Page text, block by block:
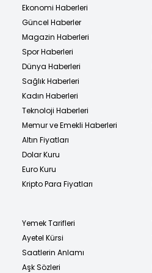
Ekonomi Haberleri
Güncel Haberler
Magazin Haberleri
Spor Haberleri
Dünya Haberleri
Sağlık Haberleri
Kadın Haberleri
Teknoloji Haberleri
Memur ve Emekli Haberleri
Altın Fiyatları
Dolar Kuru
Euro Kuru
Kripto Para Fiyatları
Yemek Tarifleri
Ayetel Kürsi
Saatlerin Anlamı
Aşk Sözleri